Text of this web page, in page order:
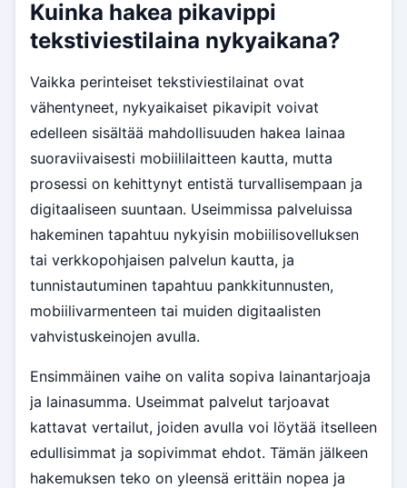
Kuinka hakea pikavippi
tekstiviestilaina nykyaikana?
Vaikka perinteiset tekstiviestilainat ovat
vähentyneet, nykyaikaiset pikavipit voivat
edelleen sisältää mahdollisuuden hakea lainaa
suoraviivaisesti mobiililaitteen kautta, mutta
prosessi on kehittynyt entistä turvallisempaan ja
digitaaliseen suuntaan. Useimmissa palveluissa
hakeminen tapahtuu nykyisin mobiilisovelluksen
tai verkkopohjaisen palvelun kautta, ja
tunnistautuminen tapahtuu pankkitunnusten,
mobiilivarmenteen tai muiden digitaalisten
vahvistuskeinojen avulla.
Ensimmäinen vaihe on valita sopiva lainantarjoaja
ja lainasumma. Useimmat palvelut tarjoavat
kattavat vertailut, joiden avulla voi löytää itselleen
edullisimmat ja sopivimmat ehdot. Tämän jälkeen
hakemuksen teko on yleensä erittäin nopea ja